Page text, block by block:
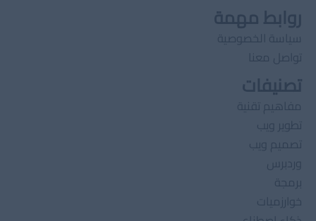
روابط مهمة
سياسة الخصوصية
تواصل معنا
تصنيفات
مفاهيم تقنية
تطوير ويب
تصميم ويب
وردبرس
برمجة
خوارزميات